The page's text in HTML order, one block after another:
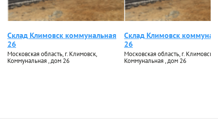
Склад Климовск коммунальная
26
Московская область, г. Климовск,
Коммунальная , дом 26
Склад Климовск
26
Московская область, г. Климовск,
Коммунальная , дом 26